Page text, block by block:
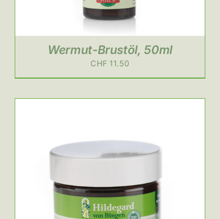
Wermut-Brustöl, 50ml
CHF 11.50